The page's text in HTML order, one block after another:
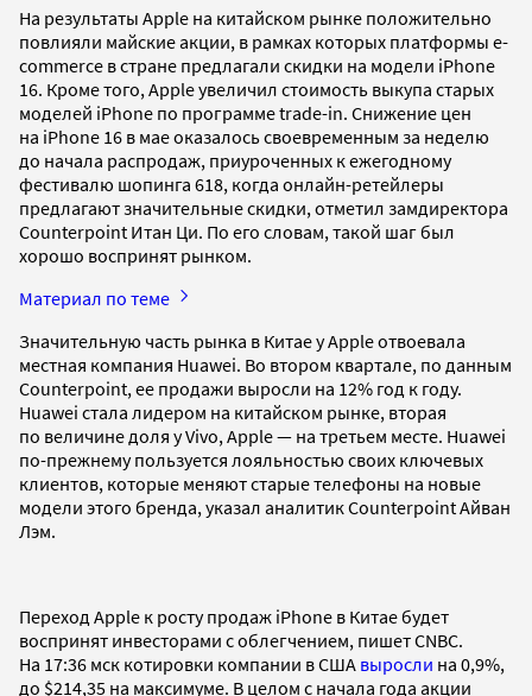
На результаты Apple на китайском рынке положительно
повлияли майские акции, в рамках которых платформы e-
commerce в стране предлагали скидки на модели iPhone
16. Кроме того, Apple увеличил стоимость выкупа старых
моделей iPhone по программе trade-in. Снижение цен
на iPhone 16 в мае оказалось своевременным за неделю
до начала распродаж, приуроченных к ежегодному
фестивалю шопинга 618, когда онлайн-ретейлеры
предлагают значительные скидки, отметил замдиректора
Counterpoint Итан Ци. По его словам, такой шаг был
хорошо воспринят рынком.
Материал по теме
Значительную часть рынка в Китае у Apple отвоевала
местная компания Huawei. Во втором квартале, по данным
Counterpoint, ее продажи выросли на 12% год к году.
Huawei стала лидером на китайском рынке, вторая
по величине доля у Vivo, Apple — на третьем месте. Huawei
по-прежнему пользуется лояльностью своих ключевых
клиентов, которые меняют старые телефоны на новые
модели этого бренда, указал аналитик Counterpoint Айван
Лэм.
Переход Apple к росту продаж iPhone в Китае будет
воспринят инвесторами с облегчением, пишет CNBC.
На 17:36 мск котировки компании в США выросли на 0,9%,
до $214,35 на максимуме. В целом с начала года акции